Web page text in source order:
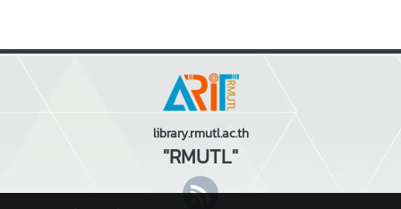
library.rmutl.ac.th
"RMUTL"